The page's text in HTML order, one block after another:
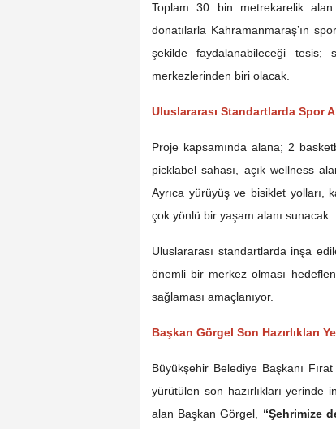
Toplam 30 bin metrekarelik
donatılarla Kahramanmaraş’ın
şekilde faydalanabileceği tesis;
merkezlerinden biri olacak.
Uluslararası Standartlarda Spor
Proje kapsamında alana; 2
picklabel sahası, açık wellness
Ayrıca yürüyüş ve bisiklet yolları,
çok yönlü bir yaşam alanı sunacak.
Uluslararası standartlarda inşa
önemli bir merkez olması
sağlaması amaçlanıyor.
Başkan Görgel Son Hazırlıkları
Büyükşehir Belediye Başkanı
yürütülen son hazırlıkları yerinde
alan Başkan Görgel, “Şehrimize